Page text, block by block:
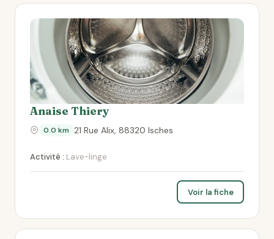
Anaise Thiery
0.0 km 21 Rue Alix, 88320 Isches
Activité : Lave-linge
Voir la fiche